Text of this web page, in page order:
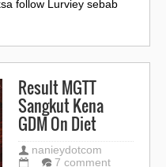
follow Lurviey sebab
Result MGTT
Sangkut Kena
GDM On Diet
nanieydotcom
7 comment